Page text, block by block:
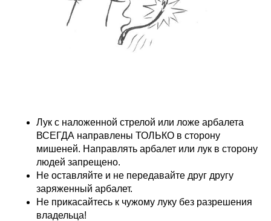
Лук с наложенной стрелой или ложе арбалета
ВСЕГДА направлены ТОЛЬКО в сторону
мишеней. Направлять арбалет или лук в сторону
людей запрещено.
Не оставляйте и не передавайте друг другу
заряженный арбалет.
Не прикасайтесь к чужому луку без разрешения
владельца!